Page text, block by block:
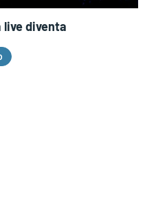
live diventa